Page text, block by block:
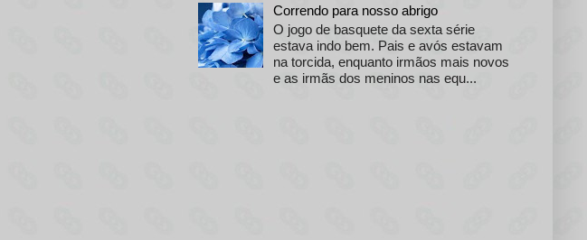
Correndo para nosso abrigo
O jogo de basquete da sexta série
estava indo bem. Pais e avós estavam
na torcida, enquanto irmãos mais novos
e as irmãs dos meninos nas equ...